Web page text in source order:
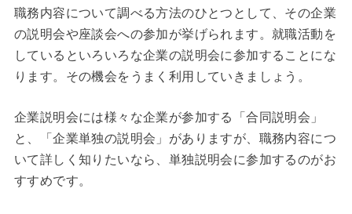
職務内容について調べる方法のひとつとして、その企業
の説明会や座談会への参加が挙げられます。就職活動を
しているといろいろな企業の説明会に参加することにな
ります。その機会をうまく利用していきましょう。
企業説明会には様々な企業が参加する「合同説明会」
と、「企業単独の説明会」がありますが、職務内容につ
いて詳しく知りたいなら、単独説明会に参加するのがお
すすめです。